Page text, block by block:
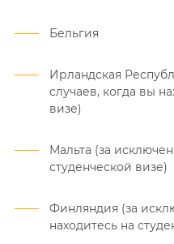
Бельгия
Ирландская
случаев, когда вы
визе)
Мальта (за
студенческой визе)
Финляндия (за
находитесь на